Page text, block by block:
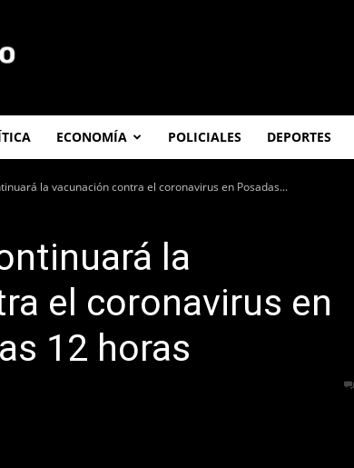
ECONOMÍA POLICIALES DEPORTES
la vacunación contra el coronavirus en Posadas...
la
el coronavirus en
12 horas